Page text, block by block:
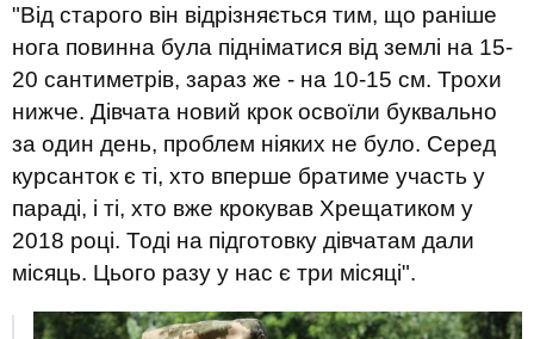
"Від старого він відрізняється тим, що раніше
нога повинна була підніматися від землі на 15-
20 сантиметрів, зараз же - на 10-15 см. Трохи
нижче. Дівчата новий крок освоїли буквально
за один день, проблем ніяких не було. Серед
курсанток є ті, хто вперше братиме участь у
параді, і ті, хто вже крокував Хрещатиком у
2018 році. Тоді на підготовку дівчатам дали
місяць. Цього разу у нас є три місяці".